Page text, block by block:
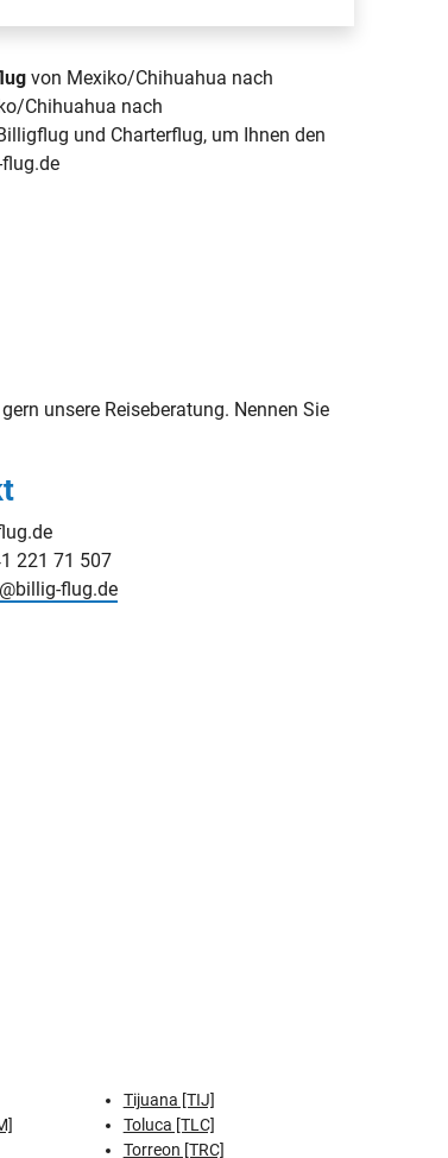
von Mexiko/Chihuahua nach
Chihuahua nach
und Charterflug, um Ihnen den
unsere Reiseberatung. Nennen Sie
221 71 507
flug.de
Tijuana [TIJ]
Toluca [TLC]
Torreon [TRC]